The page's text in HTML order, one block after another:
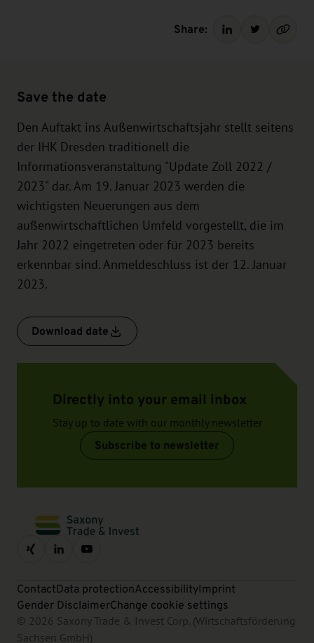
Share:
Save the date
Den Auftakt ins Außenwirtschaftsjahr stellt seitens
der IHK Dresden traditionell die
Informationsveranstaltung "Update Zoll 2022 /
2023" dar. Am 19. Januar 2023 werden die
wichtigsten Neuerungen aus dem
außenwirtschaftlichen Umfeld vorgestellt, die im
Jahr 2022 eingetreten oder für 2023 bereits
erkennbar sind. Anmeldeschluss ist der 12. Januar
2023.
Download date
Directly into your email inbox
Stay up to date with our monthly newsletter
Subscribe to newsletter
ContactData protectionAccessibilityImprint
Gender DisclaimerChange cookie settings
© 2026 Saxony Trade & Invest Corp. (Wirtschaftsförderung
Sachsen GmbH)